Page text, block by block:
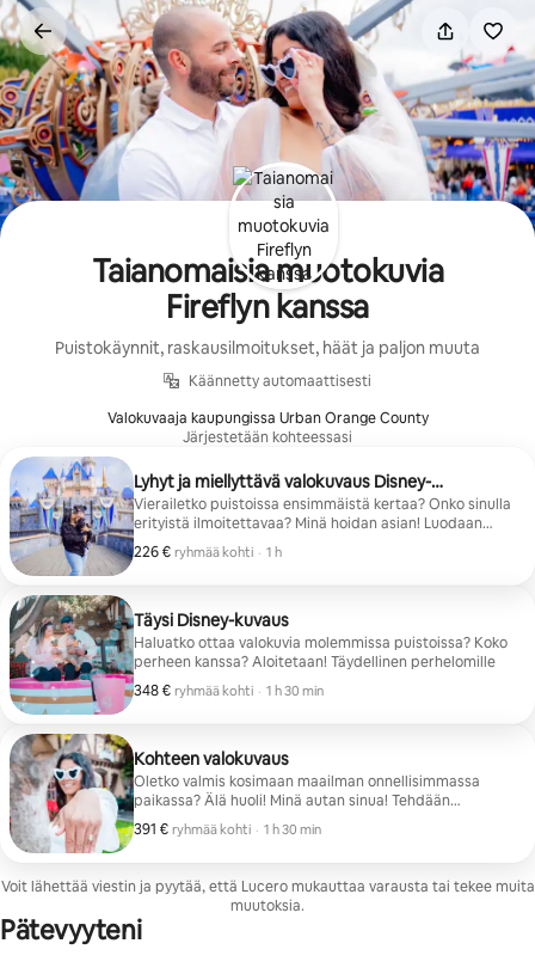
Jätä
sisältö
väliin
Taianomaisia muotokuvia
Fireflyn kanssa
Puistokäynnit, raskausilmoitukset, häät ja paljon muuta
Käännetty automaattisesti
Valokuvaaja kaupungissa Urban Orange County
Järjestetään kohteessasi
Lyhyt ja miellyttävä valokuvaus Disney-
maailmassa
Vierailetko puistoissa ensimmäistä kertaa? Onko sinulla
erityistä ilmoitettavaa? Minä hoidan asian! Luodaan
taianomaisia muistoja, jotka säilyvät ikuisesti
226 € ryhmää kohti
226 € ryhmää kohti
, · 1 h
Täysi Disney-kuvaus
Haluatko ottaa valokuvia molemmissa puistoissa? Koko
perheen kanssa? Aloitetaan! Täydellinen perhelomille
348 € ryhmää kohti
348 € ryhmää kohti
, · 1 h 30 min
Kohteen valokuvaus
Oletko valmis kosimaan maailman onnellisimmassa
paikassa? Älä huoli! Minä autan sinua! Tehdään
valmistelut ja tehdään tästä hetkestä vielä
taianomaisempi!
391 € ryhmää kohti
391 € ryhmää kohti
, · 1 h 30 min
Voit lähettää viestin ja pyytää, että Lucero mukauttaa varausta tai tekee muita
muutoksia.
Pätevyyteni